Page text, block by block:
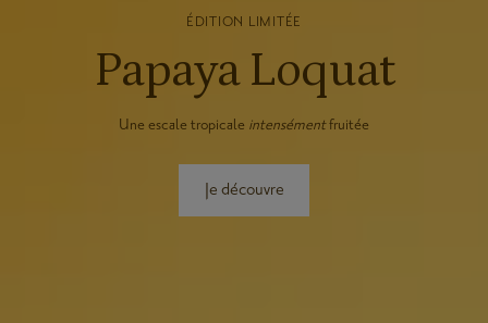
ÉDITION LIMITÉE
Papaya Loquat
Une escale tropicale intensémentfruitée
Je découvre